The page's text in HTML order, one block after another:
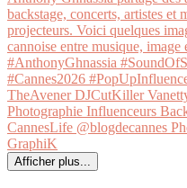
Afficher plus...